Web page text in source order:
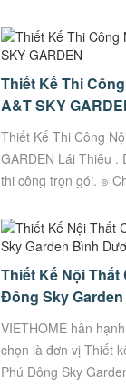
WaterFront...
Thiết Kế Thi
A&T SKY
Thiết Kế Thi Công
GARDEN Lái Thiêu .
thi công trọn gói. ๏
Thiết Kế Nội
Đông Sky
VIETHOME hân
chọn là đơn vị Thiết
Phú Đông Sky